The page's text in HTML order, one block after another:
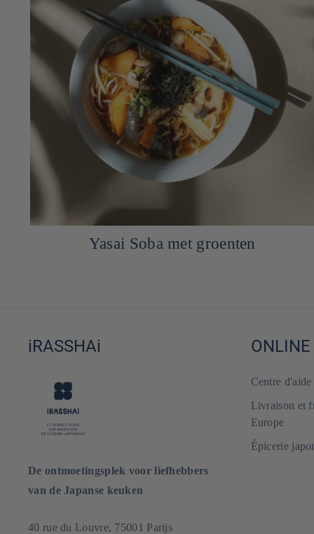
Yasai Soba met groenten
iRASSHAi
De ontmoetingsplek voor liefhebbers
van de Japanse keuken
40 rue du Louvre, 75001 Parijs
ONLINE
Centre
Livraison et
Europe
Épicerie